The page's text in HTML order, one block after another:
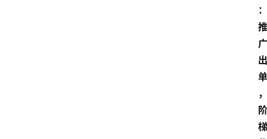
：
推
广
出
单
，
阶
梯